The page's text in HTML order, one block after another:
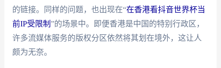
的链接。同样的问题，也出现在“在香港看抖音世界杯当
前IP受限制 ”的场景中。即便香港是中国的特别行政区，
许多流媒体服务的版权分区依然将其划在境外，这让人
颇为无奈。